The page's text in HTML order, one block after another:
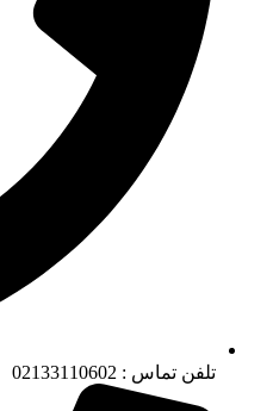
تلفن تماس : 02133110602